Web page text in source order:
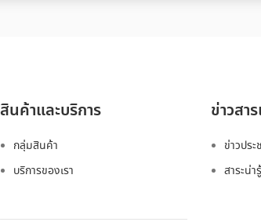
สินค้าและบริการ
กลุ่มสินค้า
บริการของเรา
ข่าวสา
ข่าวปร
สาระน่